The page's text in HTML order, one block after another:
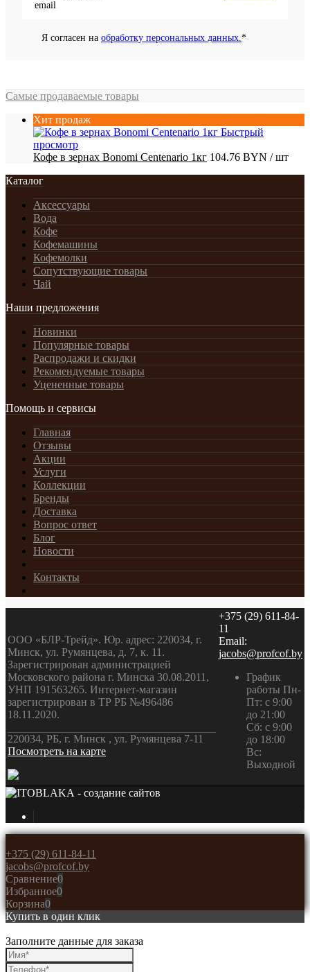
Я согласен на обработку персональных данных. *
Самые продаваемые товары
Хит продаж
Быстрый
просмотр
Кофе в зернах Bonomi Centenario 1кг 104.76 BYN / шт
Каталог
Аксессуары
Вода
Кофе
Кофемашины
Кофемолки
Сопутствующие товары
Чай
Наши предложения
Новинки
Популярные товары
Распродажи и скидки
Рекомендуемые товары
Уцененные товары
Помощь и сервисы
Главная
Отзывы
Акции
Услуги
Коллекции
Бренды
Доставка
Вопрос ответ
Блог
Новости
Контакты
ООО «БЛР-Трейд». Юр. адрес: 220034, г.
Минск, ул. Румянцева, д. 7, к. 11.
Зарегистрирован администрацией
Московского района г. Минска 30.08.2011,
УНП 191563265. Интернет-магазин
зарегистрирован в ТР РБ №496486
18.11.2020.
220034, РБ, г. Минск , ул. Румянцева 7-11
Посмотреть на карте
+375 (29) 611-84-
11
Email:
jacobs@profcof.by
График
работы Пн-
Пт: с 9:00
до 21:00
Сб: с 9:00
до 18:00
Вс:
Выходной
- создание сайтов
+375 (29) 611-84-11
jacobs@profcof.by
Сравнение0
Избранное0
Корзина0
Купить в один клик
Заполните данные для заказа